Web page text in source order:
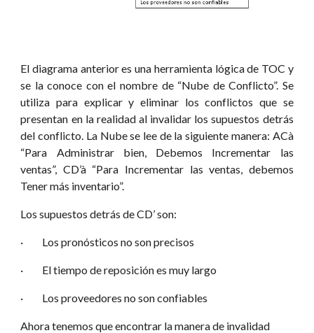
El diagrama anterior es una herramienta lógica de TOC y
se la conoce con el nombre de “Nube de Conflicto”. Se
utiliza para explicar y eliminar los conflictos que se
presentan en la realidad al invalidar los supuestos detrás
del conflicto. La Nube se lee de la siguiente manera: ACà
“Para Administrar bien, Debemos Incrementar las
ventas”, CD’à “Para Incrementar las ventas, debemos
Tener más inventario”.
Los supuestos detrás de CD’ son:
·         Los pronósticos no son precisos
·         El tiempo de reposición es muy largo
·         Los proveedores no son confiables
Ahora tenemos que encontrar la manera de invalidad